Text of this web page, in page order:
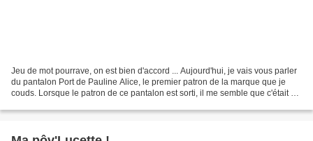
Jeu de mot pourrave, on est bien d'accord ... Aujourd'hui, je vais vous parler
du pantalon Port de Pauline Alice, le premier patron de la marque que je
couds. Lorsque le patron de ce pantalon est sorti, il me semble que c'était à